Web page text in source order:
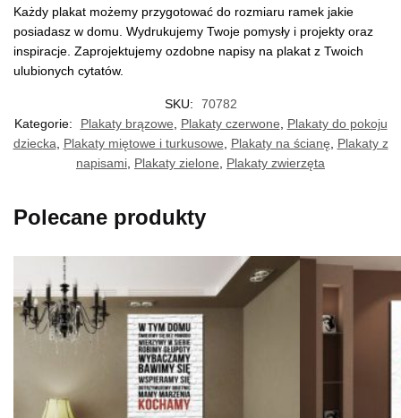
Każdy plakat możemy przygotować do rozmiaru ramek jakie
posiadasz w domu. Wydrukujemy Twoje pomysły i projekty oraz
inspiracje. Zaprojektujemy ozdobne napisy na plakat z Twoich
ulubionych cytatów.
SKU:
70782
Kategorie:
Plakaty brązowe, Plakaty czerwone, Plakaty do pokoju
dziecka, Plakaty miętowe i turkusowe, Plakaty na ścianę, Plakaty z
napisami, Plakaty zielone, Plakaty zwierzęta
Polecane produkty